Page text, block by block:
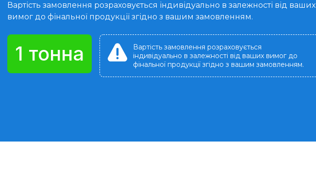
Вартість замовлення розраховується індивідуально в залежності від ваших
вимог до фінальної продукції згідно з вашим замовленням.
1 тонна
Вартість замовлення розраховується
індивідуально в залежності від ваших вимог до
фінальної продукції згідно з вашим замовленням.